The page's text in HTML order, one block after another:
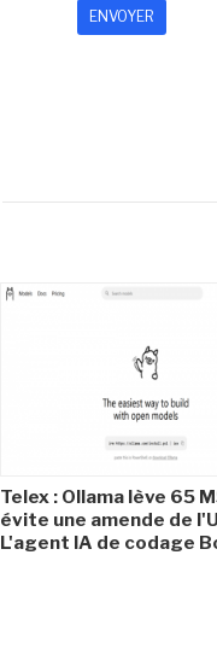
Telex : Ollama lève 65
évite une amende de
L'agent IA de codage